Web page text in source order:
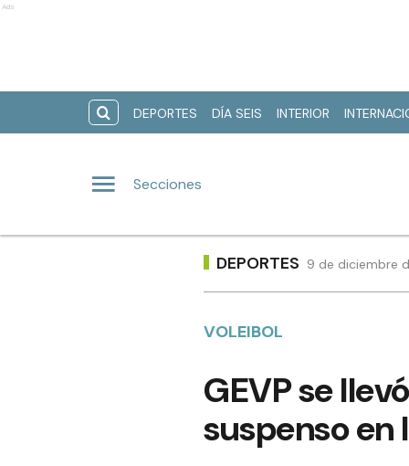
Ads
DEPORTES DÍA SEIS INTERIOR
Secciones
DEPORTES 9 de diciembre
VOLEIBOL
GEVP se
suspenso en